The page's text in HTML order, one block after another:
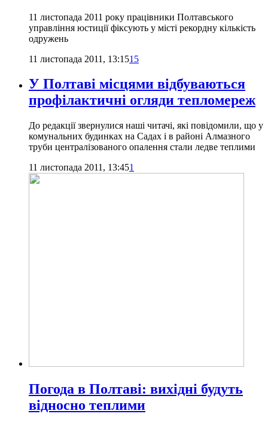
11 листопада 2011 року працівники Полтавського
управління юстиції фіксують у місті рекордну кількість
одружень
11 листопада 2011, 13:1515
У Полтаві місцями відбуваються
профілактичні огляди тепломереж
До редакції звернулися наші читачі, які повідомили, що у
комунальних будинках на Садах і в районі Алмазного
труби централізованого опалення стали ледве теплими
11 листопада 2011, 13:451
Погода в Полтаві: вихідні будуть
відносно теплими